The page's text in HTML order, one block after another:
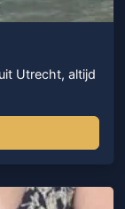
Utrecht, altijd